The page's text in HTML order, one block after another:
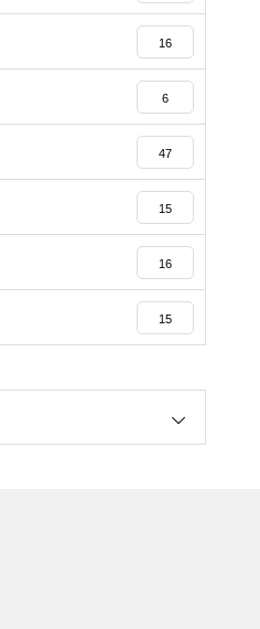
16
6
47
15
16
15